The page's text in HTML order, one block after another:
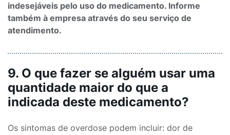
indesejáveis pelo uso do medicamento. Informe
também à empresa através do seu serviço de
atendimento.
9. O que fazer se alguém usar uma
quantidade maior do que a
indicada deste medicamento?
Os sintomas de overdose podem incluir: dor de